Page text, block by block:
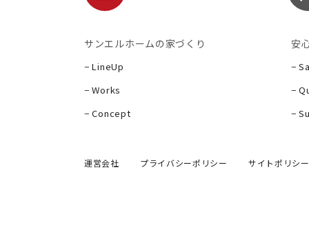
サンエルホームの家づくり
− LineUp
− Works
− Concept
安
−
−
−
運営会社 プライバシーポリシー サイトポリシー